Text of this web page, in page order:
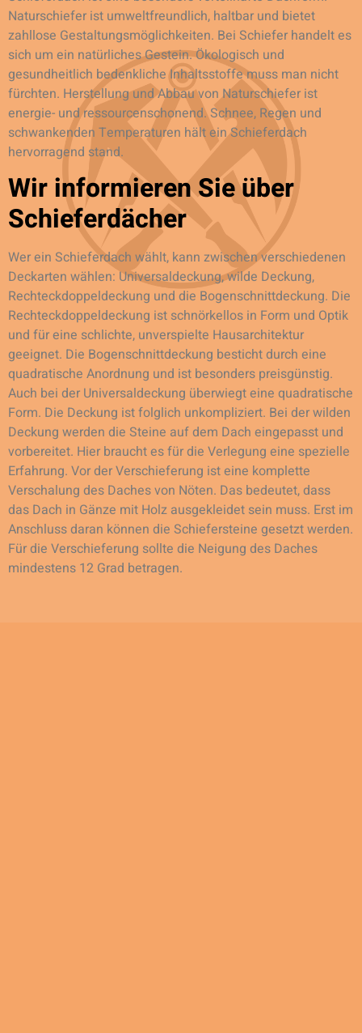
Naturschiefer ist umweltfreundlich, haltbar und bietet
zahllose Gestaltungsmöglichkeiten. Bei Schiefer handelt es
sich um ein natürliches Gestein. Ökologisch und
gesundheitlich bedenkliche Inhaltsstoffe muss man nicht
fürchten. Herstellung und Abbau von Naturschiefer ist
energie- und ressourcenschonend. Schnee, Regen und
schwankenden Temperaturen hält ein Schieferdach
hervorragend stand.
Wir informieren Sie über
Schieferdächer
Wer ein Schieferdach wählt, kann zwischen verschiedenen
Deckarten wählen: Universaldeckung, wilde Deckung,
Rechteckdoppeldeckung und die Bogenschnittdeckung. Die
Rechteckdoppeldeckung ist schnörkellos in Form und Optik
und für eine schlichte, unverspielte Hausarchitektur
geeignet. Die Bogenschnittdeckung besticht durch eine
quadratische Anordnung und ist besonders preisgünstig.
Auch bei der Universaldeckung überwiegt eine quadratische
Form. Die Deckung ist folglich unkompliziert. Bei der wilden
Deckung werden die Steine auf dem Dach eingepasst und
vorbereitet. Hier braucht es für die Verlegung eine spezielle
Erfahrung. Vor der Verschieferung ist eine komplette
Verschalung des Daches von Nöten. Das bedeutet, dass
das Dach in Gänze mit Holz ausgekleidet sein muss. Erst im
Anschluss daran können die Schiefersteine gesetzt werden.
Für die Verschieferung sollte die Neigung des Daches
mindestens 12 Grad betragen.